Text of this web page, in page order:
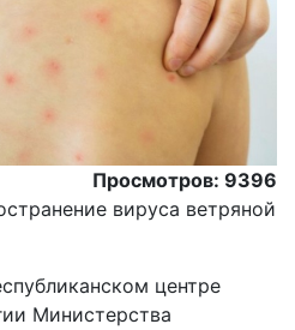
Просмотров: 9396
вируса ветряной
центре
Министерства